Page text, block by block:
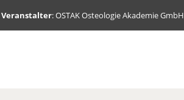
Veranstalter: OSTAK Osteologie Akademie GmbH